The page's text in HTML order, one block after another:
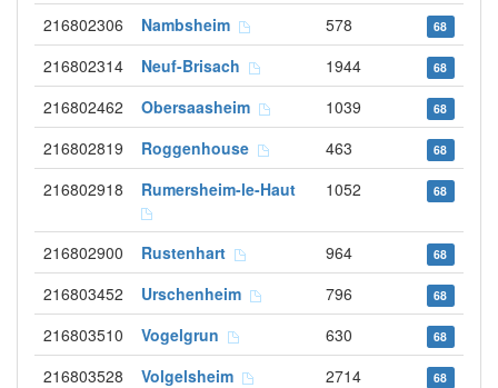
216802306 Nambsheim 578 68
216802314 Neuf-Brisach 1944 68
216802462 Obersaasheim 1039 68
216802819 Roggenhouse 463 68
216802918 Rumersheim-le-Haut 1052 68
216802900 Rustenhart 964 68
216803452 Urschenheim 796 68
216803510 Vogelgrun 630 68
216803528 Volgelsheim 2714 68